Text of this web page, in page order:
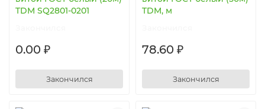
TDM SQ2801-0201
0.00 ₽
Закончился
TDM, м
78.60 ₽
Закончился